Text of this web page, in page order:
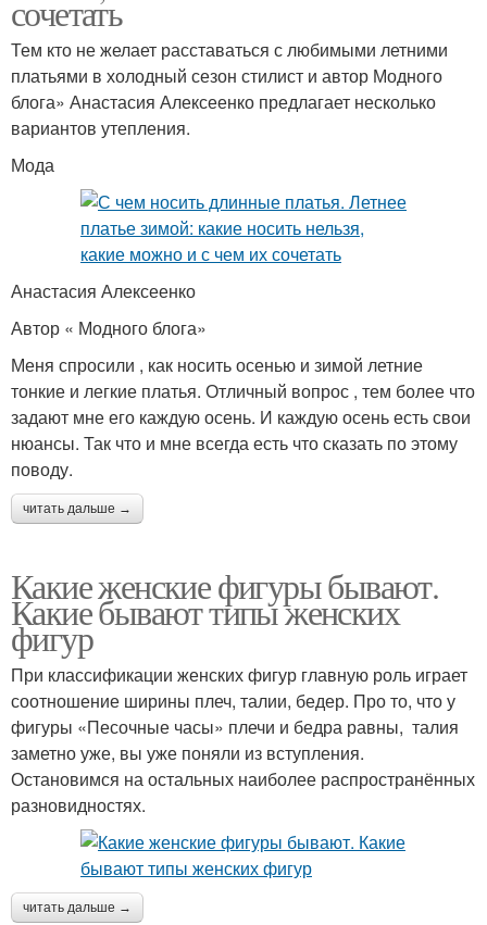
сочетать
Тем кто не желает расставаться с любимыми летними
платьями в холодный сезон стилист и автор Модного
блога» Анастасия Алексеенко предлагает несколько
вариантов утепления.
Мода
Анастасия Алексеенко
Автор « Модного блога»
Меня спросили , как носить осенью и зимой летние
тонкие и легкие платья. Отличный вопрос , тем более что
задают мне его каждую осень. И каждую осень есть свои
нюансы. Так что и мне всегда есть что сказать по этому
поводу.
читать дальше →
Какие женские фигуры бывают.
Какие бывают типы женских
фигур
При классификации женских фигур главную роль играет
соотношение ширины плеч, талии, бедер. Про то, что у
фигуры «Песочные часы» плечи и бедра равны, талия
заметно уже, вы уже поняли из вступления.
Остановимся на остальных наиболее распространённых
разновидностях.
читать дальше →